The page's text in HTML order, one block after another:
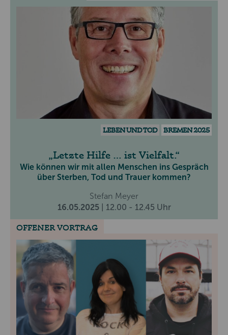
LEBEN UND TOD BREMEN 2025
Letzte Hilfe … ist Vielfalt.
Wie können wir mit allen Menschen ins Gespräch
über Sterben, Tod und Trauer kommen?
Stefan Meyer
16.05.2025
| 12.00 - 12.45 Uhr
OFFENER VORTRAG